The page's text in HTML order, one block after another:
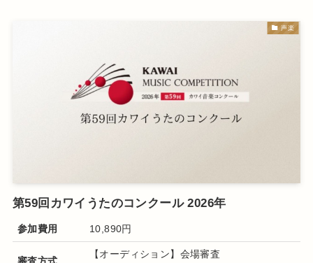
声楽
第59回カワイうたのコンクール 2026年
参加費用 10,890円
【オーディション】会場審査